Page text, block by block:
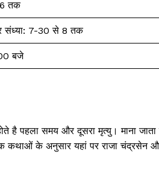
तक
संध्या: 7-30 से 8 तक
बजे
है पहला समय और दूसरा मृत्यु। माना जाता
कथाओं के अनुसार यहां पर राजा चंद्रसेन